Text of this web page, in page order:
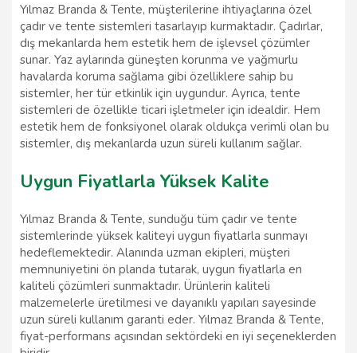
Yılmaz Branda & Tente, müşterilerine ihtiyaçlarına özel
çadır ve tente sistemleri tasarlayıp kurmaktadır. Çadırlar,
dış mekanlarda hem estetik hem de işlevsel çözümler
sunar. Yaz aylarında güneşten korunma ve yağmurlu
havalarda koruma sağlama gibi özelliklere sahip bu
sistemler, her tür etkinlik için uygundur. Ayrıca, tente
sistemleri de özellikle ticari işletmeler için idealdir. Hem
estetik hem de fonksiyonel olarak oldukça verimli olan bu
sistemler, dış mekanlarda uzun süreli kullanım sağlar.
Uygun Fiyatlarla Yüksek Kalite
Yılmaz Branda & Tente, sunduğu tüm çadır ve tente
sistemlerinde yüksek kaliteyi uygun fiyatlarla sunmayı
hedeflemektedir. Alanında uzman ekipleri, müşteri
memnuniyetini ön planda tutarak, uygun fiyatlarla en
kaliteli çözümleri sunmaktadır. Ürünlerin kaliteli
malzemelerle üretilmesi ve dayanıklı yapıları sayesinde
uzun süreli kullanım garanti eder. Yılmaz Branda & Tente,
fiyat-performans açısından sektördeki en iyi seçeneklerden